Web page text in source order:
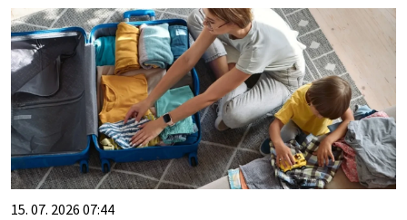
15. 07. 2026 07:44